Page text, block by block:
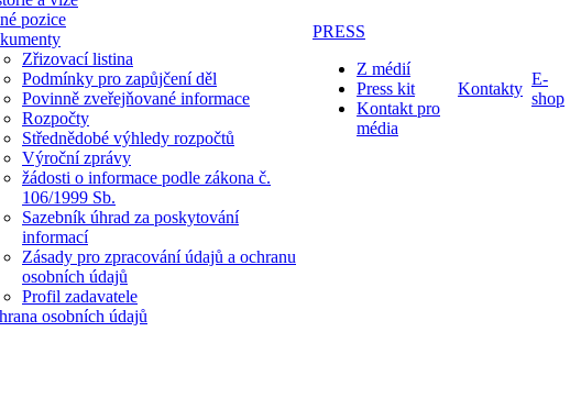
pozice
Zřizovací listina
Podmínky pro zapůjčení děl
Povinně zveřejňované informace
Rozpočty
Střednědobé výhledy rozpočtů
Výroční zprávy
žádosti o informace podle zákona č.
106/1999 Sb.
Sazebník úhrad za poskytování
informací
Zásady pro zpracování údajů a ochranu
osobních údajů
Profil zadavatele
osobních údajů
PRESS
Z médií
Press kit
Kontakt pro
média
Kontakty
E-
shop